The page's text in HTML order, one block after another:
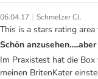
06.04.17 | Schmelzer Cl.
This is a stars rating
Schön anzusehen.....aber
Im Praxistest hat die
meinen BritenKater